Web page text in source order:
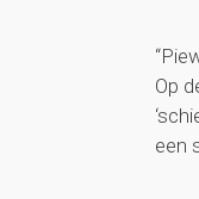
Op
een